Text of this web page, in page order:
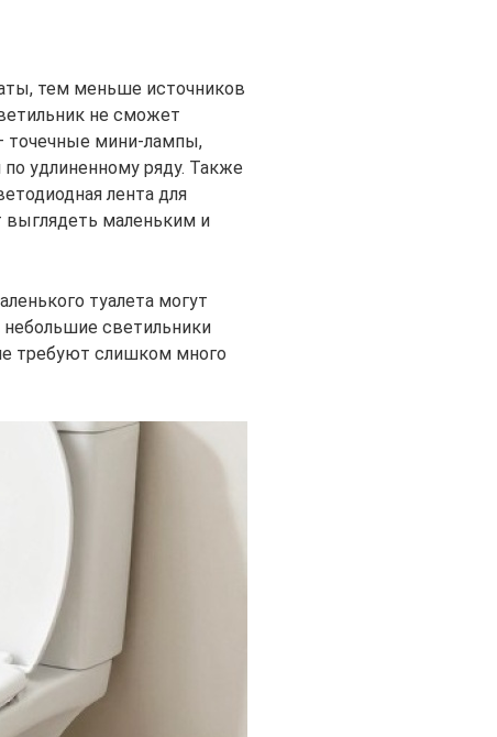
тем меньше источников
не сможет
точечные мини-лампы,
удлиненному ряду. Также
лента для
выглядеть маленьким и
туалета могут
светильники
требуют слишком много